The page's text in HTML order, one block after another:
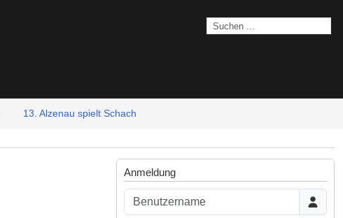
13. Alzenau spielt Schach
Anmeldung
Benutzername